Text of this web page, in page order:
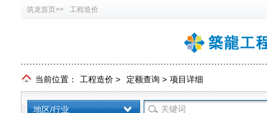
筑龙首页>> 工程造价
当前位置： 工程造价 > 定额查询 > 项目详细
地区/行业